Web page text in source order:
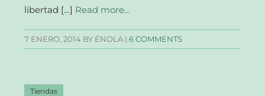
libertad […] Read more…
7 ENERO, 2014 BY ÉNOLA |6 COMMENTS
Tiendas